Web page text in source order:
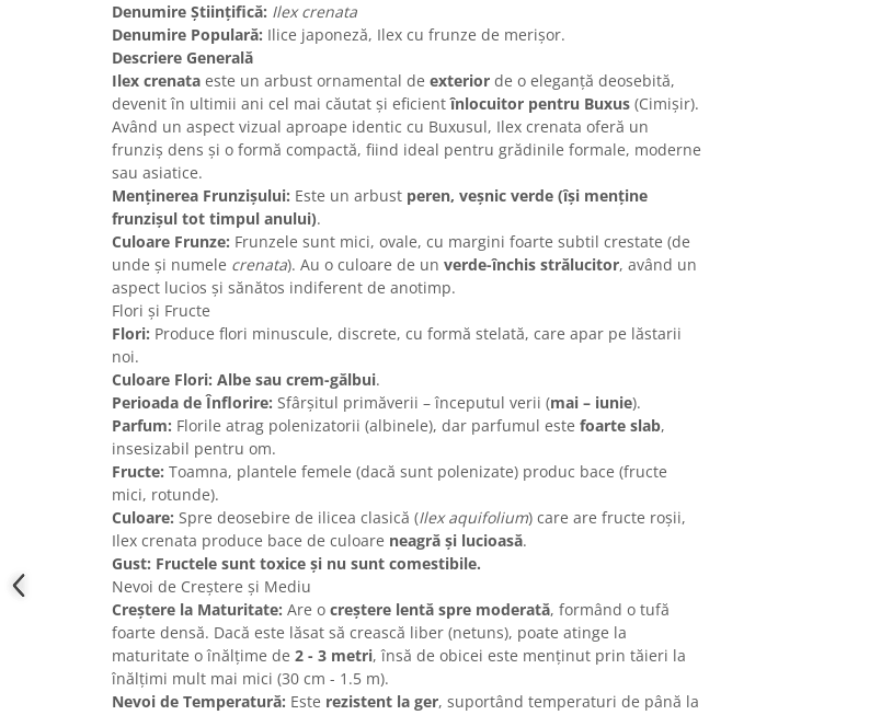
Denumire Științifică: Ilex crenata
Denumire Populară: Ilice japoneză, Ilex cu frunze de merișor.
Descriere Generală
Ilex crenata este un arbust ornamental de exterior de o eleganță deosebită,
devenit în ultimii ani cel mai căutat și eficientînlocuitor pentru Buxus (Cimișir).
Având un aspect vizual aproape identic cu Buxusul, Ilex crenata oferă un
frunziș dens și o formă compactă, fiind ideal pentru grădinile formale, moderne
sau asiatice.
Menținerea Frunzișului: Este un arbust peren, veșnic verde (își menține
frunzișul tot timpul anului).
Culoare Frunze: Frunzele sunt mici, ovale, cu margini foarte subtil crestate (de
unde și numele crenata). Au o culoare de un verde-închis strălucitor, având un
aspect lucios și sănătos indiferent de anotimp.
Flori și Fructe
Flori: Produce flori minuscule, discrete, cu formă stelată, care apar pe lăstarii
noi.
Culoare Flori: Albe sau crem-gălbui.
Perioada de Înflorire: Sfârșitul primăverii – începutul verii (mai – iunie).
Parfum: Florile atrag polenizatorii (albinele), dar parfumul este foarte slab,
insesizabil pentru om.
Fructe: Toamna, plantele femele (dacă sunt polenizate) produc bace (fructe
mici, rotunde).
Culoare: Spre deosebire de ilicea clasică (Ilex aquifolium) care are fructe roșii,
Ilex crenata produce bace de culoare neagră și lucioasă.
Gust: Fructele sunt toxice și nu sunt comestibile.
Nevoi de Creștere și Mediu
Creștere la Maturitate: Are o creștere lentă spre moderată, formând o tufă
foarte densă. Dacă este lăsat să crească liber (netuns), poate atinge la
maturitate o înălțime de 2 - 3 metri, însă de obicei este menținut prin tăieri la
înălțimi mult mai mici (30 cm - 1.5 m).
Nevoi de Temperatură: Este rezistent la ger, suportând temperaturi de până la